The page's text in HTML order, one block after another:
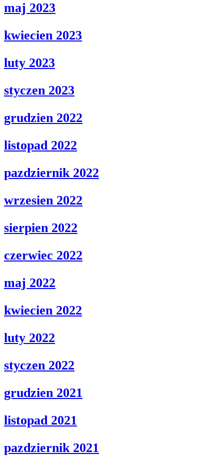
maj 2023
kwiecien 2023
luty 2023
styczen 2023
grudzien 2022
listopad 2022
pazdziernik 2022
wrzesien 2022
sierpien 2022
czerwiec 2022
maj 2022
kwiecien 2022
luty 2022
styczen 2022
grudzien 2021
listopad 2021
pazdziernik 2021